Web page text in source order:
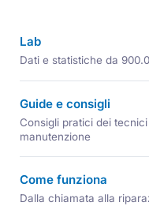
Lab
Dati e statistiche da
Guide e consigli
Consigli pratici dei
manutenzione
Come funziona
Dalla chiamata alla